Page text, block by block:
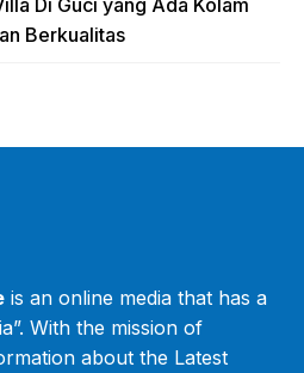
Di Guci yang Ada Kolam
Berkualitas
is an online media that has a
With the mission of
about the Latest